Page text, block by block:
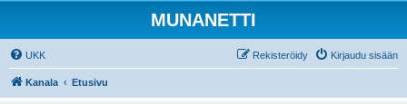
MUNANETTI
UKK Kirjaudu sisään
Rekisteröidy
Kanala Etusivu